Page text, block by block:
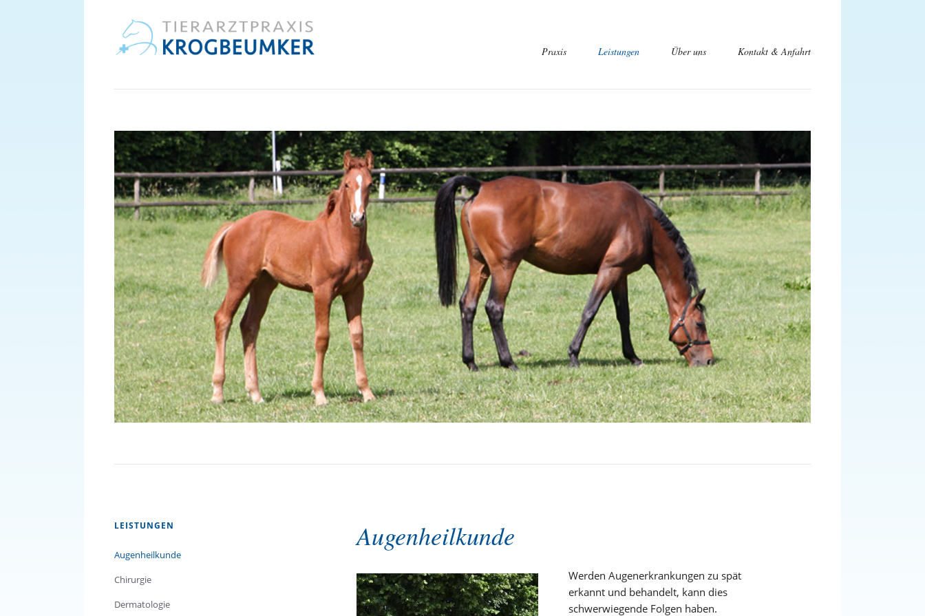
Navigation
Praxis Leistungen Über uns Kontakt & Anfahrt
Augenheilkunde
Werden Augenerkrankungen zu spät
erkannt und behandelt, kann dies
schwerwiegende Folgen haben.
Navigation
LEISTUNGEN
Augenheilkunde
Chirurgie
Dermatologie